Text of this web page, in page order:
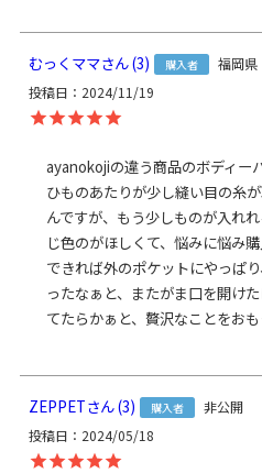
※内寸は口金を含みませ
素材
＜袋＞ 表地：ポリエステ
＜ベルト＞ PPテープ（ポ
日本製（京都秀和が
お支払方法 クレジットカード
Amazon Pay／楽天ペイ
クレジットカード決済、
ご選択の場合、システム
発送方法
むっくママ 3 購入者
福岡県
投稿日
2024/11/19
ayanokojiの違う商品のボディー
ひものあたりが少し縫い目の糸
んですが、もう少しものが入れ
じ色のがほしくて、悩みに悩み購
できれば外のポケットにやっぱ
ったなぁと、またがま口を開け
てたらかぁと、贅沢なことをおも
ZEPPET 3 購入者
非公開
投稿日
2024/05/18